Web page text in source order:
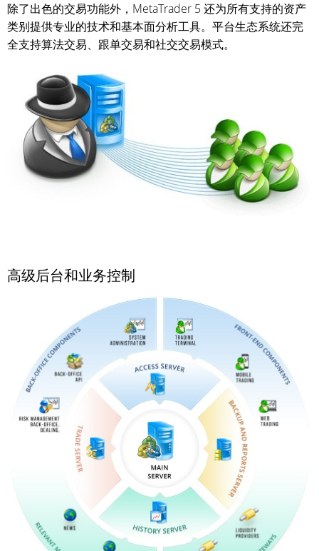
除了出色的交易功能外，MetaTrader 5 还为所有支持的资产
类别提供专业的技术和基本面分析工具。平台生态系统还完
全支持算法交易、跟单交易和社交交易模式。
高级后台和业务控制